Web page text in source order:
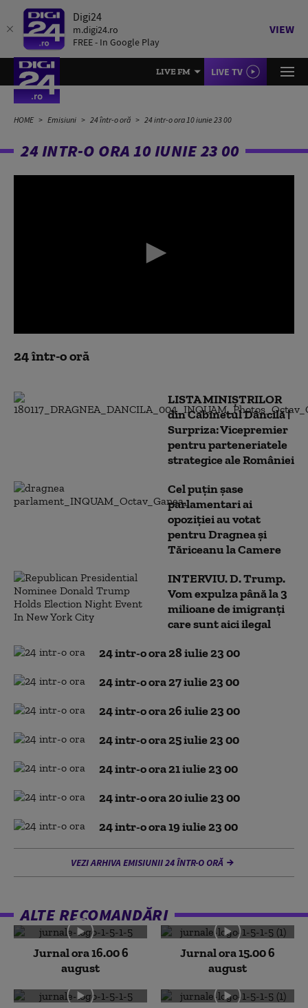
Digi24
m.digi24.ro
FREE - In Google Play
VIEW
LIVE FM LIVE TV
HOME Emisiuni 24 într-o oră 24 intr-o ora 10 iunie 23 00
24 INTR-O ORA 10 IUNIE 23 00
seconds
of
24 într-o oră
LISTA MINIȘTRILOR
din Cabinetul Dăncilă |
Surpriza: Vicepremier
pentru parteneriatele
strategice ale României
Cel puţin şase
parlamentari ai
opoziţiei au votat
pentru Dragnea şi
Tăriceanu la Camere
INTERVIU. D. Trump.
Vom expulza până la 3
milioane de imigranți
care sunt aici ilegal
24 intr-o ora 28 iulie 23 00
24 intr-o ora 27 iulie 23 00
24 intr-o ora 26 iulie 23 00
24 intr-o ora 25 iulie 23 00
24 intr-o ora 21 iulie 23 00
24 intr-o ora 20 iulie 23 00
24 intr-o ora 19 iulie 23 00
VEZI ARHIVA EMISIUNII 24 ÎNTR-O ORĂ
ALTE RECOMANDĂRI
Jurnal ora 16.00 6
august
Jurnal ora 15.00 6
august